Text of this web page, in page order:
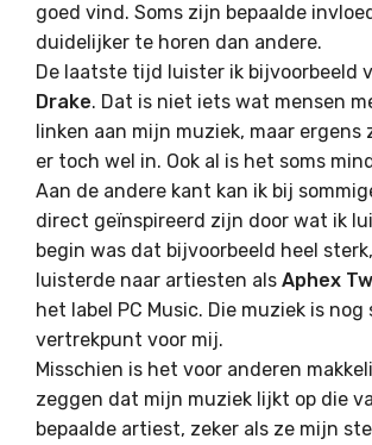
goed vind. Soms zijn bepaalde
duidelijker te horen dan andere.
De laatste tijd luister ik bijvoorbeeld
Drake. Dat is niet iets wat mensen
linken aan mijn muziek, maar ergens
er toch wel in. Ook al is het soms
Aan de andere kant kan ik bij
direct geïnspireerd zijn door wat ik
begin was dat bijvoorbeeld heel
luisterde naar artiesten als Aphex
het label PC Music. Die muziek is nog
vertrekpunt voor mij.
Misschien is het voor anderen
zeggen dat mijn muziek lijkt op die
bepaalde artiest, zeker als ze mijn